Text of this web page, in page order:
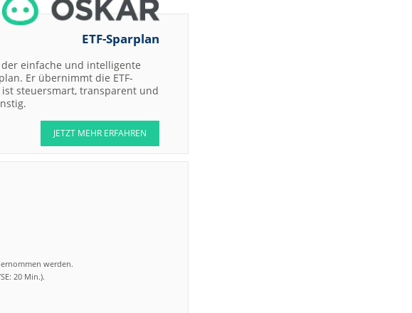
ETF-Sparplan
der einfache und intelligente
Er übernimmt die ETF-
ist steuersmart, transparent und
JETZT MEHR ERFAHREN
werden.
20 Min.).